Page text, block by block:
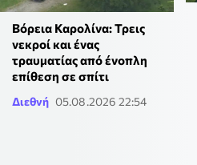
Βόρεια Καρολίνα: Τρεις
νεκροί και ένας
τραυματίας από ένοπλη
επίθεση σε σπίτι
Διεθνή 05.08.2026 22:54